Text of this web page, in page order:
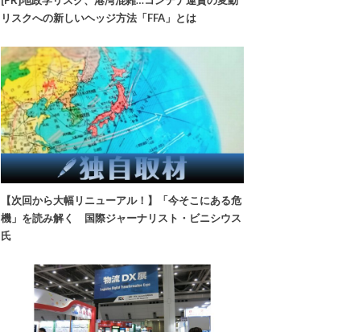
リスクへの新しいヘッジ方法「FFA」とは
【次回から大幅リニューアル！】「今そこにある危
機」を読み解く 国際ジャーナリスト・ビニシウス
氏